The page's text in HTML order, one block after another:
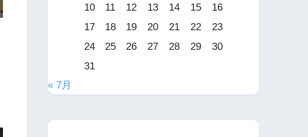
10
11 12 13 14 15
16
17
18 19 20 21 22
23
24
25 26 27 28 29
30
31
« 7月